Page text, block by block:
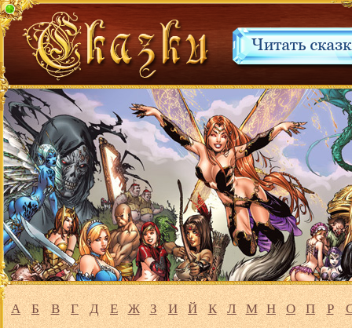
А Б В Г Д Е Ж З И Й К Л М Н О П Р